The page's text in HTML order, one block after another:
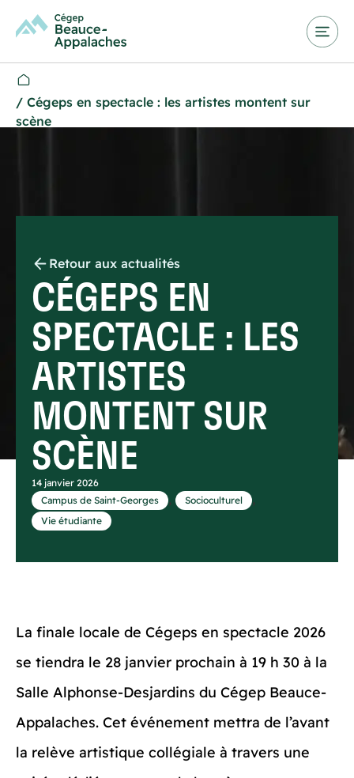
/ Cégeps en spectacle : les artistes montent sur
scène
Retour aux actualités
CÉGEPS EN
SPECTACLE : LES
ARTISTES
MONTENT SUR
SCÈNE
14 janvier 2026
Campus de Saint-Georges
, Socioculturel ,
Vie étudiante
La finale locale de Cégeps en spectacle 2026
se tiendra le 28 janvier prochain à 19 h 30 à la
Salle Alphonse-Desjardins du Cégep Beauce-
Appalaches. Cet événement mettra de l’avant
la relève artistique collégiale à travers une